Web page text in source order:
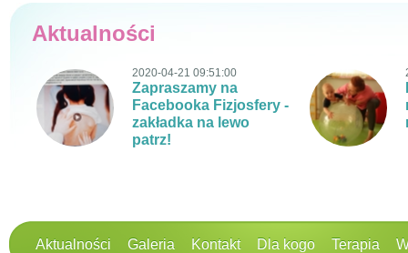
Aktualności
2020-04-21 09:51:00
Zapraszamy na
Facebooka Fizjosfery -
zakładka na lewo
patrz!
Aktualności Galeria Kontakt Dla kogo Terapia